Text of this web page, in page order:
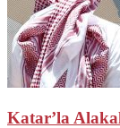
Katar’la